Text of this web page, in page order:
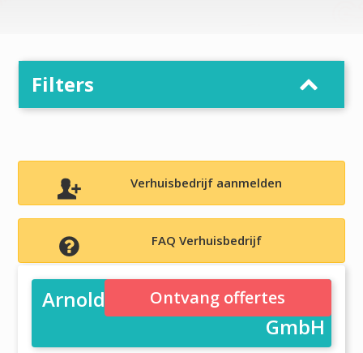
Filters
Verhuisbedrijf aanmelden
FAQ Verhuisbedrijf
Arnold & Hanl Umzugslogistik
GmbH
Ontvang offertes